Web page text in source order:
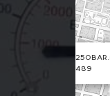
489